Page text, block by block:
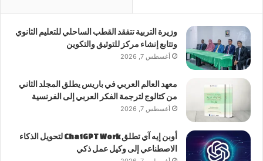
وزيرة التربية تتفقد القطب الساحلي للتعليم الثانوي
وتتابع إنشاء مركز للتوثيق والتكوين
أغسطس 7, 2026
معهد العالم العربي في باريس يطلق المجلد الثاني
من كتالوج لترجمة الفكر العربي إلى الفرنسية
أغسطس 7, 2026
أوبن إيه آي تطلق ChatGPT Work لتحويل الذكاء
الاصطناعي إلى وكيل عمل ذكي